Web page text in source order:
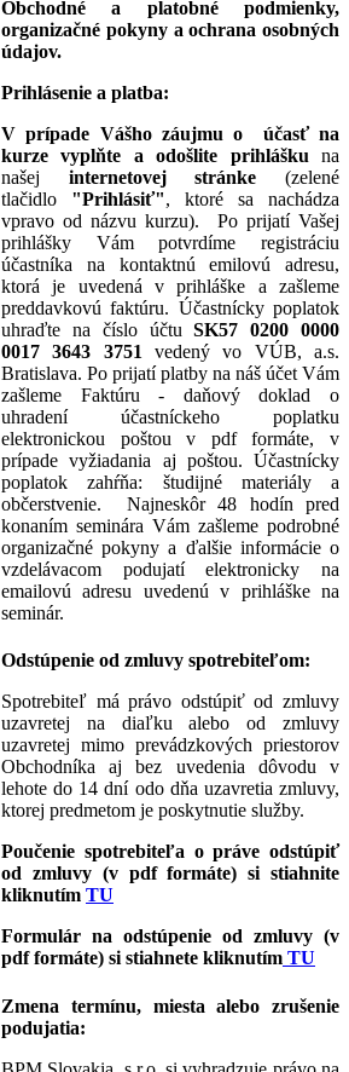
Obchodné a platobné podmienky,
organizačné pokyny a ochrana osobných
údajov.
Prihlásenie a platba:
V prípade Vášho záujmu o účasť na
kurze vyplňte a odošlite prihlášku na
našej internetovej stránke(zelené
tlačidlo "Prihlásiť", ktoré sa nachádza
vpravo od názvu kurzu).
Po prijatí Vašej
prihlášky Vám potvrdíme registráciu
účastníka na kontaktnú emilovú adresu,
ktorá je uvedená v prihláške a zašleme
preddavkovú faktúru. Účastnícky poplatok
uhraďte na číslo účtu SK57 0200 0000
0017 3643 3751 vedený vo VÚB, a.s.
Bratislava. Po prijatí platby na náš účet Vám
zašleme Faktúru - daňový doklad o
uhradení účastníckeho poplatku
elektronickou poštou v pdf formáte, v
prípade vyžiadania aj poštou. Účastnícky
poplatok zahŕňa: študijné materiály a
občerstvenie. Najneskôr 48 hodín pred
konaním seminára Vám zašleme podrobné
organizačné pokyny a ďalšie informácie o
vzdelávacom podujatí elektronicky na
emailovú adresu uvedenú v prihláške na
seminár.
Odstúpenie od zmluvy spotrebiteľom:
Spotrebiteľ má právo odstúpiť od zmluvy
uzavretej na diaľku alebo od zmluvy
uzavretej mimo prevádzkových priestorov
Obchodníka aj bez uvedenia dôvodu v
lehote do 14 dní odo dňa uzavretia zmluvy,
ktorej predmetom je poskytnutie služby.
Poučenie spotrebiteľa o práve odstúpiť
od zmluvy (v pdf formáte)si stiahnite
kliknutím TU
Formulár na odstúpenie od zmluvy (v
pdf formáte) si stiahnete kliknutím TU
Zmena termínu, miesta alebo zrušenie
podujatia: